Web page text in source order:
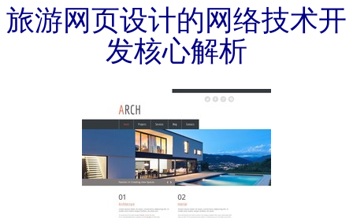
旅游网页设计的网络技术开
发核心解析